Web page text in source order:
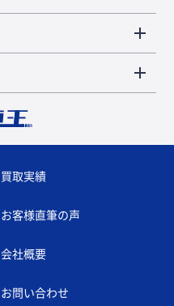
買取実績
お客様直筆の声
会社概要
お問い合わせ